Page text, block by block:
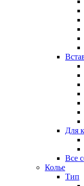
Для
Все
Колье
Тип